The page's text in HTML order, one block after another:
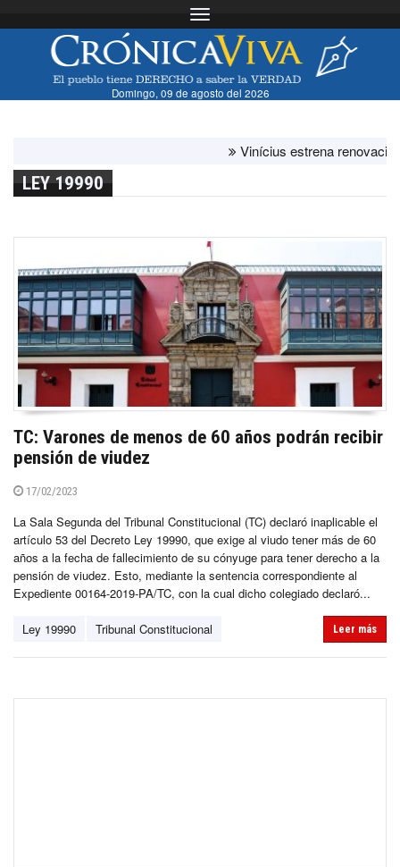
Toggle navigation
Domingo, 09 de agosto del 2026
Vinícius estrena renovación
LEY 19990
TC: Varones de menos de 60 años podrán recibir
pensión de viudez
17/02/2023
La Sala Segunda del Tribunal Constitucional (TC) declaró inaplicable el
artículo 53 del Decreto Ley 19990, que exige al viudo tener más de 60
años a la fecha de fallecimiento de su cónyuge para tener derecho a la
pensión de viudez. Esto, mediante la sentencia correspondiente al
Expediente 00164-2019-PA/TC, con la cual dicho colegiado declaró...
Ley 19990 Tribunal Constitucional Leer más